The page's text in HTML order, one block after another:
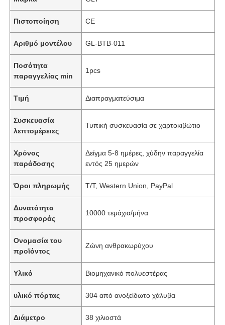
Πιστοποίηση CE
Αριθμό μοντέλου GL-BTB-011
Ποσότητα
παραγγελίας min
1pcs
Τιμή Διαπραγματεύσιμα
Συσκευασία
λεπτομέρειες
Τυπική συσκευασία σε χαρτοκιβώτιο
Χρόνος
παράδοσης
Δείγμα 5-8 ημέρες, χύδην παραγγελία
εντός 25 ημερών
Όροι πληρωμής T/T, Western Union, PayPal
Δυνατότητα
προσφοράς
10000 τεμάχια/μήνα
Ονομασία του
προϊόντος
Ζώνη ανθρακωρύχου
Υλικό Βιομηχανικό πολυεστέρας
υλικό πόρτας 304 από ανοξείδωτο χάλυβα
Διάμετρο 38 χιλιοστά